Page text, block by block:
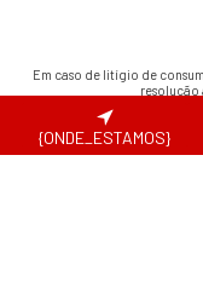
Em caso de litígio de
Centro de Arbitragem de
Para atualizações e
{ONDE_ESTAMOS}